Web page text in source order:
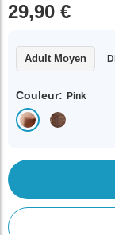
29,90 €
Adult Moyen
Couleur: Pink